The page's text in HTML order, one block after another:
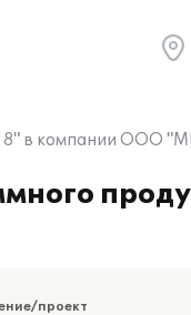
8" в компании ООО
проект